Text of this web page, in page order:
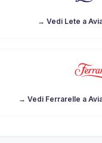
→ Vedi Lete a
→ Vedi Ferrarelle a